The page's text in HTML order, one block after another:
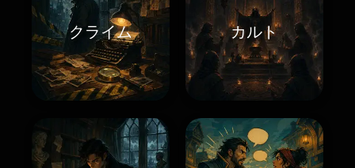
クライム カルト